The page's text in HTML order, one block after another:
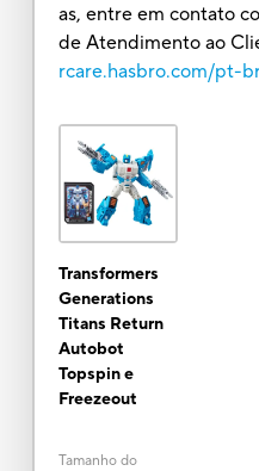
as, entre em contato
de Atendimento ao
rcare.hasbro.com/pt-
Transformers
Generations
Titans Return
Autobot
Topspin e
Freezeout
Tamanho do